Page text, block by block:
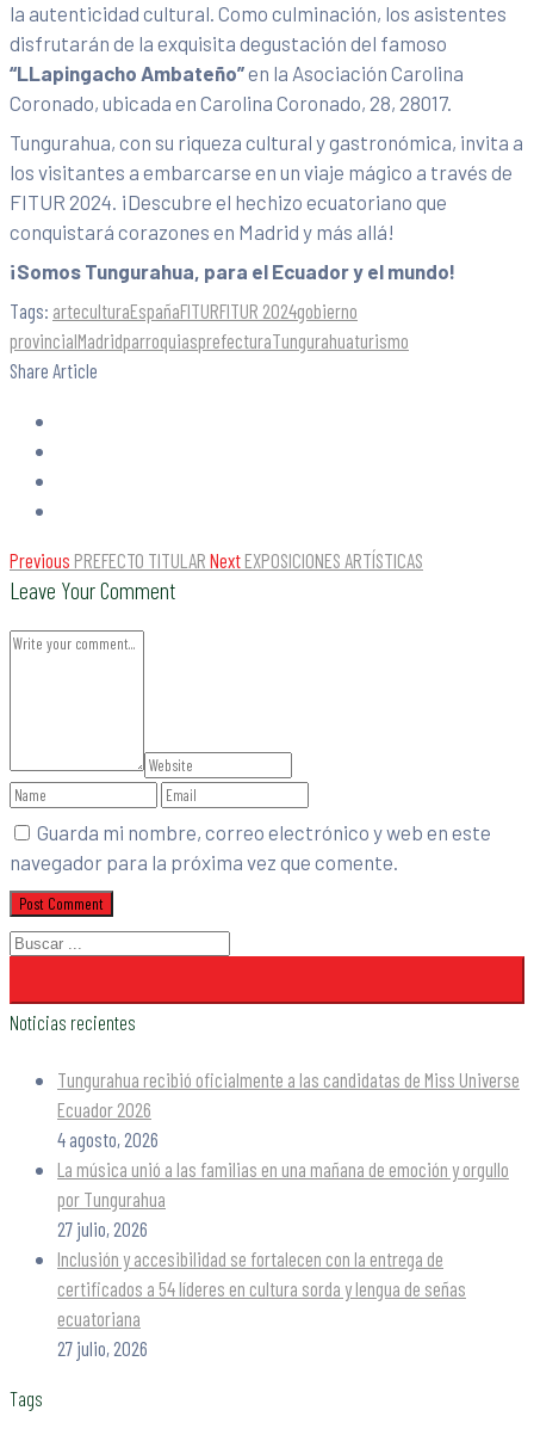
la autenticidad cultural. Como culminación, los asistentes
disfrutarán de la exquisita degustación del famoso
“LLapingacho Ambateño”en la Asociación Carolina
Coronado, ubicada en Carolina Coronado, 28, 28017.
Tungurahua, con su riqueza cultural y gastronómica, invita a
los visitantes a embarcarse en un viaje mágico a través de
FITUR 2024. ¡Descubre el hechizo ecuatoriano que
conquistará corazones en Madrid y más allá!
¡Somos Tungurahua, para el Ecuador y el mundo!
Tags: arteculturaEspañaFITURFITUR 2024gobierno
provincialMadridparroquiasprefecturaTungurahuaturismo
Share Article
Previous PREFECTO TITULAR Next EXPOSICIONES ARTÍSTICAS
Leave Your Comment
Guarda mi nombre, correo electrónico y web en este
navegador para la próxima vez que comente.
Noticias recientes
Tungurahua recibió oficialmente a las candidatas de Miss Universe
Ecuador 2026
4 agosto, 2026
La música unió a las familias en una mañana de emoción y orgullo
por Tungurahua
27 julio, 2026
Inclusión y accesibilidad se fortalecen con la entrega de
certificados a 54 líderes en cultura sorda y lengua de señas
ecuatoriana
27 julio, 2026
Tags